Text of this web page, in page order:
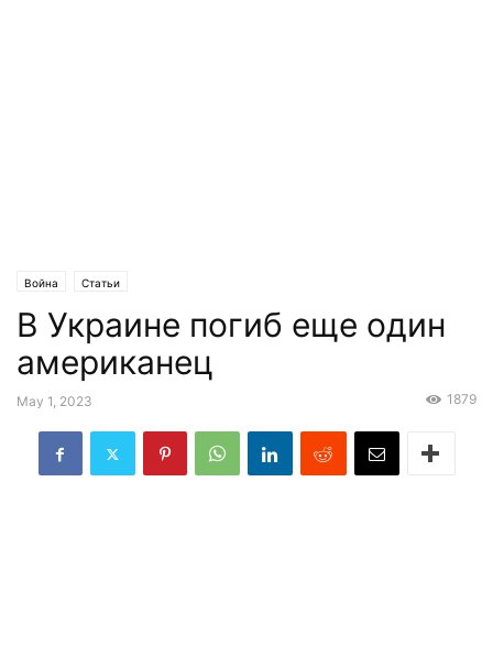
Война Статьи
В Украине погиб еще один
американец
May 1, 2023 1879